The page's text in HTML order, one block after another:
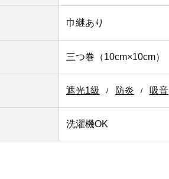
巾継あり
三つ巻（10cm×10cm）
遮光1級 防炎 吸音
洗濯機OK